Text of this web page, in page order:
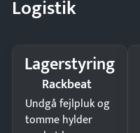
Logistik
Lagerstyring
Rackbeat
Undgå fejlpluk og
tomme hylder